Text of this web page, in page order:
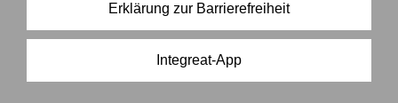
Erklärung zur Barrierefreiheit
Integreat-App